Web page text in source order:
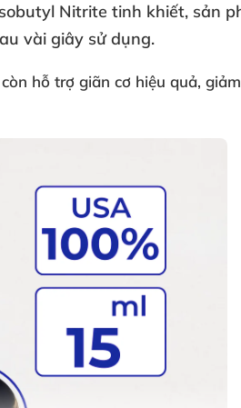
Nitrite tinh khiết, sản
vài giây sử dụng.
còn hỗ trợ giãn cơ hiệu quả,